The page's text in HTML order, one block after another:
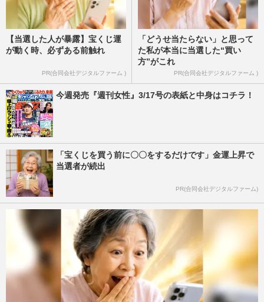
【当選した人が暴露】宝くじ運
が動く時、必ずある前触れ
PR(合同会社デジタルファーム )
「どうせ当たらない」と思って
た私が本当に当選した“買い
方”がこれ
PR(合同会社デジタルファーム )
今週発売『週刊女性』3/17号の表紙と中身はコチラ！
「宝くじを買う前に〇〇をするだけです」金運上昇で
当選者が続出
PR(合同会社デジタルファーム)